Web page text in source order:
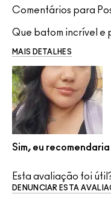
Comentários para
Que batom incrível e
MAIS DETALHES
Sim, eu recomendaria
Esta avaliação foi
DENUNCIAR ESTA